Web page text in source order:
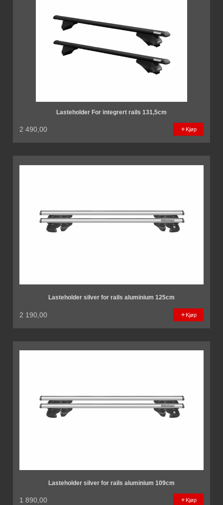
Lasteholder For integrert rails 131,5cm
2 490,00 Kjøp
Lasteholder silver for rails aluminium 125cm
2 190,00 Kjøp
Lasteholder silver for rails aluminium 109cm
1 890,00 Kjøp